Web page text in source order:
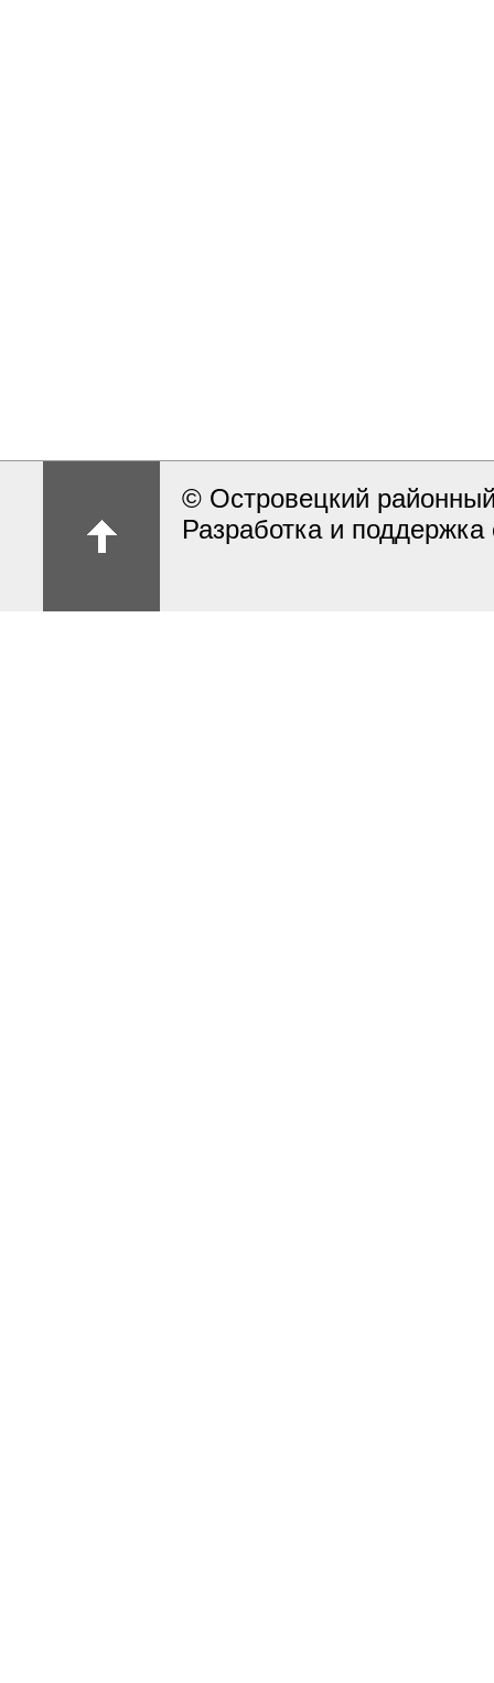
© Островецкий
Разработка и поддержка